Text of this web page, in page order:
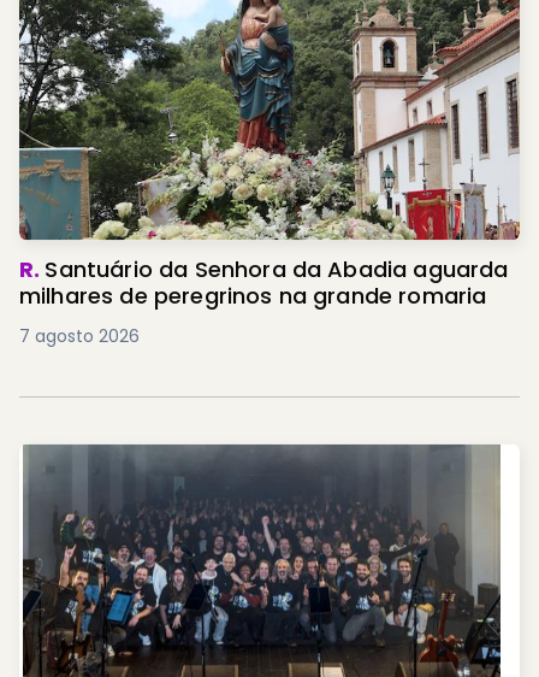
R. Santuário da Senhora da Abadia aguarda
milhares de peregrinos na grande romaria
7 agosto 2026